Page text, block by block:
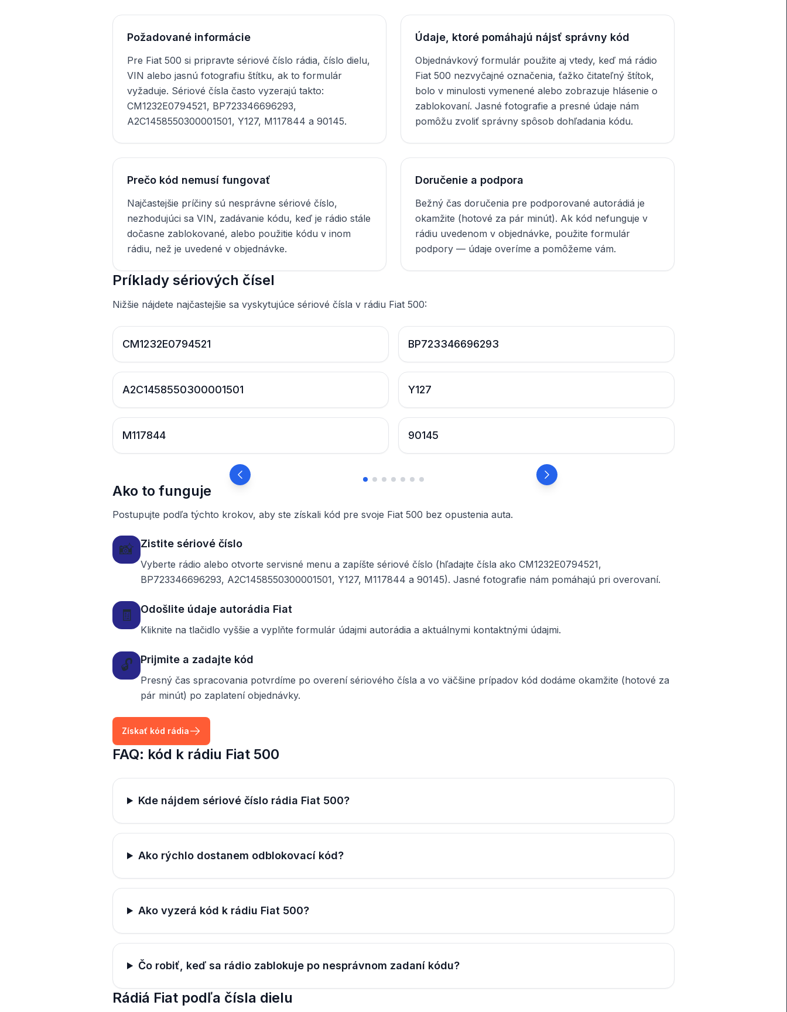
Požadované informácie
Pre Fiat 500 si pripravte sériové číslo rádia, číslo dielu,
VIN alebo jasnú fotografiu štítku, ak to formulár
vyžaduje. Sériové čísla často vyzerajú takto:
CM1232E0794521, BP723346696293,
A2C1458550300001501, Y127, M117844 a 90145.
Údaje, ktoré pomáhajú nájsť správny kód
Objednávkový formulár použite aj vtedy, keď má rádio
Fiat 500 nezvyčajné označenia, ťažko čitateľný štítok,
bolo v minulosti vymenené alebo zobrazuje hlásenie o
zablokovaní. Jasné fotografie a presné údaje nám
pomôžu zvoliť správny spôsob dohľadania kódu.
Prečo kód nemusí fungovať
Najčastejšie príčiny sú nesprávne sériové číslo,
nezhodujúci sa VIN, zadávanie kódu, keď je rádio stále
dočasne zablokované, alebo použitie kódu v inom
rádiu, než je uvedené v objednávke.
Doručenie a podpora
Bežný čas doručenia pre podporované autorádiá je
okamžite (hotové za pár minút). Ak kód nefunguje v
rádiu uvedenom v objednávke, použite formulár
podpory — údaje overíme a pomôžeme vám.
Príklady sériových čísel
Nižšie nájdete najčastejšie sa vyskytujúce sériové čísla v rádiu Fiat 500:
CM1232E0794521 BP723346696293
A2C1458550300001501 Y127
M117844 90145
Ako to funguje
Postupujte podľa týchto krokov, aby ste získali kód pre svoje Fiat 500 bez opustenia auta.
📸 Zistite sériové číslo
Vyberte rádio alebo otvorte servisné menu a zapíšte sériové číslo (hľadajte čísla ako CM1232E0794521,
BP723346696293, A2C1458550300001501, Y127, M117844 a 90145). Jasné fotografie nám pomáhajú pri overovaní.
🧾 Odošlite údaje autorádia Fiat
Kliknite na tlačidlo vyššie a vyplňte formulár údajmi autorádia a aktuálnymi kontaktnými údajmi.
🔓 Prijmite a zadajte kód
Presný čas spracovania potvrdíme po overení sériového čísla a vo väčšine prípadov kód dodáme okamžite (hotové za
pár minút) po zaplatení objednávky.
Získať kód rádia
FAQ: kód k rádiu Fiat 500
Kde nájdem sériové číslo rádia Fiat 500?
Ako rýchlo dostanem odblokovací kód?
Ako vyzerá kód k rádiu Fiat 500?
Čo robiť, keď sa rádio zablokuje po nesprávnom zadaní kódu?
Rádiá Fiat podľa čísla dielu